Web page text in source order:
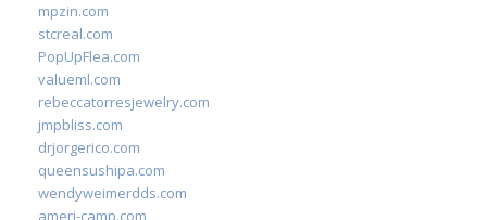
mpzin.com
stcreal.com
PopUpFlea.com
valueml.com
rebeccatorresjewelry.com
jmpbliss.com
drjorgerico.com
queensushipa.com
wendyweimerdds.com
ameri-camp.com